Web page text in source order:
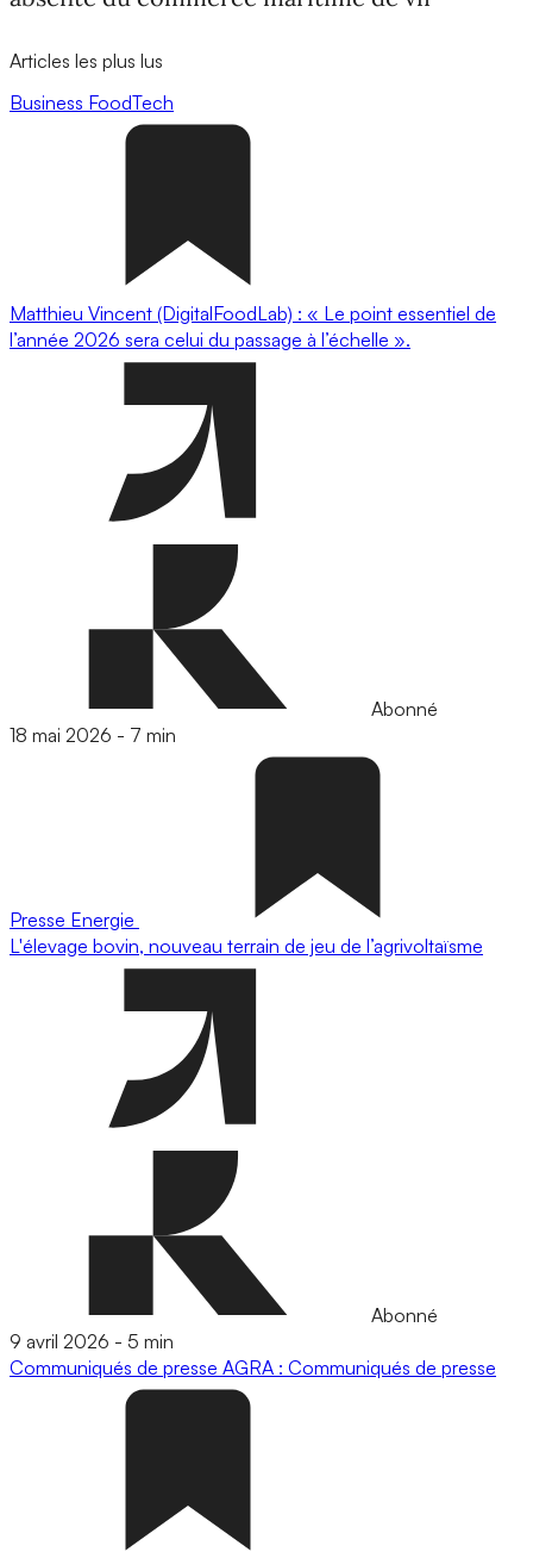
Articles les plus lus
Business FoodTech
Matthieu Vincent (DigitalFoodLab) : « Le point essentiel de
l’année 2026 sera celui du passage à l’échelle ».
Abonné
18 mai 2026 - 7 min
Presse Energie
L'élevage bovin, nouveau terrain de jeu de l’agrivoltaïsme
Abonné
9 avril 2026 - 5 min
Communiqués de presse AGRA : Communiqués de presse